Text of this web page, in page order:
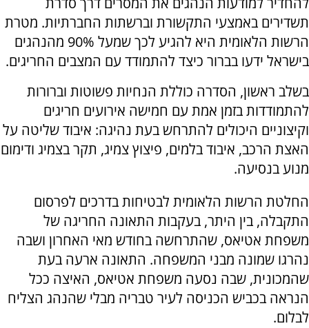
תשדירים באמצעי התקשורת וברשתות החברתיות. מטרת
הרשות הלאומית היא להגיע לכך שמעל 90% מהנהגים
בישראל ידעו בברור כיצד להתמודד עם המצבים החריגים.
בשלב ראשון, הסדרה כוללת הנחיות פשוטות וברורות
להתמודדות בזמן אמת עם חמישה אירועים חריגים
וקיצוניים היכולים להתרחש בעת נהיגה: איבוד שליטה על
האצת הרכב, איבוד בלמים, פיצוץ צמיג, תקר בצמיג ודימום
מנוע בנסיעה.
החלטת הרשות הלאומית לבטיחות בדרכים לפרסום
התקבלה, בין היתר, בעקבות התאונה החריגה של
משפחת אטיאס, שהתרחשה בחודש מאי האחרון ושבה
נהרגו שמונה מבני המשפחה. התאונה ארעה בעת
שהמכונית, שבה נסעה משפחת אטיאס, האיצה ככל
הנראה בכביש הכניסה לעיר טבריה מבלי שהנהג הצליח
לבלום.